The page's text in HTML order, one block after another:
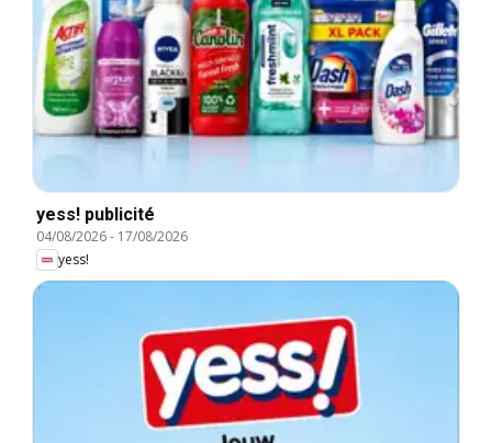
yess! publicité
04/08/2026- 17/08/2026
yess!